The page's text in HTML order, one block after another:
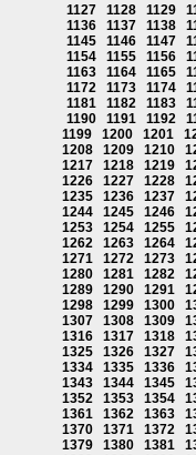
1127
1128 1129
1136
1137 1138
1145
1146 1147
1154
1155 1156
1163
1164 1165
1172
1173 1174
1181
1182 1183
1190
1191 1192
1199
1200 1201
1208
1209 1210
1217
1218 1219
1226
1227 1228
1235
1236 1237
1244
1245 1246
1253
1254 1255
1262
1263 1264
1271
1272 1273
1280
1281 1282
1289
1290 1291
1298
1299 1300
1307
1308 1309
1316
1317 1318
1325
1326 1327
1334
1335 1336
1343
1344 1345
1352
1353 1354
1361
1362 1363
1370
1371 1372
1379
1380 1381